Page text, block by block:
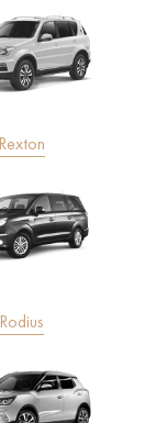
Rexton
Rodius